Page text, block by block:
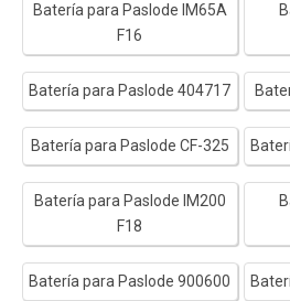
Batería para Paslode IM65A
F16
Batería para Paslode 404717
Batería para Paslode CF-325
Batería para Paslode IM200
F18
Batería para Paslode 900600